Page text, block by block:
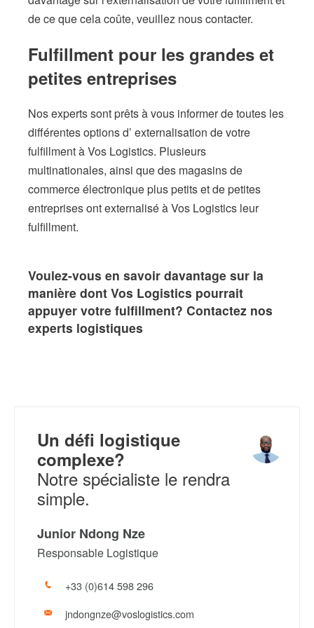
de ce que cela coûte, veuillez nous contacter.
Fulfillment pour les grandes et
petites entreprises
Nos experts sont prêts à vous informer de toutes les
différentes options d’ externalisation de votre
fulfillment à Vos Logistics. Plusieurs
multinationales, ainsi que des magasins de
commerce électronique plus petits et de petites
entreprises ont externalisé à Vos Logistics leur
fulfillment.
Voulez-vous en savoir davantage sur la
manière dont Vos Logistics pourrait
appuyer votre fulfillment? Contactez nos
experts logistiques
Un défi logistique
complexe?
Notre spécialiste le rendra
simple.
Junior Ndong Nze
Responsable Logistique
+33 (0)614 598 296
jndongnze@voslogistics.com